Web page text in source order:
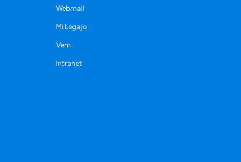
Webmail
Mi Legajo
Vem
Intranet